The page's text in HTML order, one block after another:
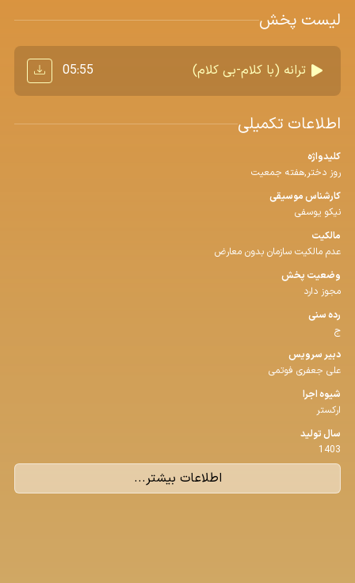
لیست پخش
ترانه (با کلام-بی کلام) 05:55
اطلاعات تکمیلی
کلیدواژه
روز دختر,هفته جمعیت
کارشناس موسیقی
نیکو یوسفی
مالکیت
عدم مالکیت سازمان بدون معارض
وضعیت پخش
مجوز دارد
رده سنی
ج
دبیر سرویس
علی جعفری فوتمی
شیوه اجرا
ارکستر
سال تولید
1403
اطلاعات بیشتر...